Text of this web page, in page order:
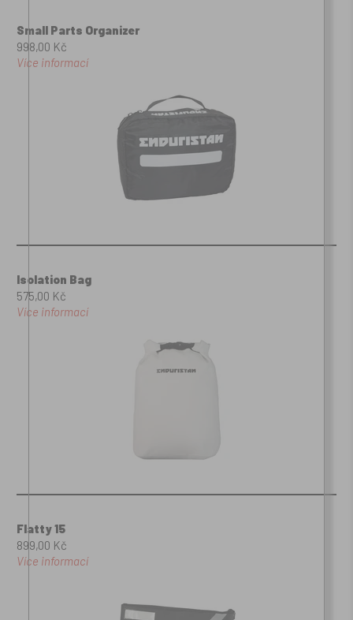
Small Parts Organizer
998,00 Kč
Více informací
Isolation Bag
575,00 Kč
Více informací
Flatty 15
899,00 Kč
Více informací